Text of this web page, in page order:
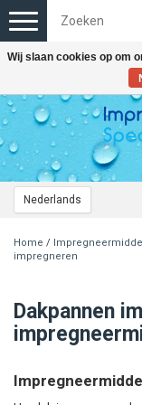
Nederlands
Toggle
navigation
Home /
impregneren
Dakpannen
Wij slaan cookies op om